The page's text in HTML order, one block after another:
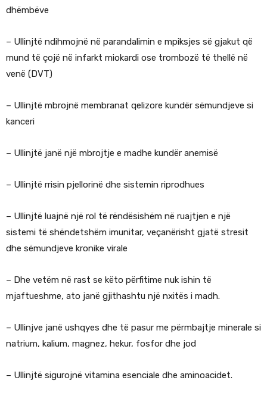
dhëmbëve
– Ullinjtë ndihmojnë në parandalimin e mpiksjes së gjakut që
mund të çojë në infarkt miokardi ose trombozë të thellë në
venë (DVT)
– Ullinjtë mbrojnë membranat qelizore kundër sëmundjeve si
kanceri
– Ullinjtë janë një mbrojtje e madhe kundër anemisë
– Ullinjtë rrisin pjellorinë dhe sistemin riprodhues
– Ullinjtë luajnë një rol të rëndësishëm në ruajtjen e një
sistemi të shëndetshëm imunitar, veçanërisht gjatë stresit
dhe sëmundjeve kronike virale
– Dhe vetëm në rast se këto përfitime nuk ishin të
mjaftueshme, ato janë gjithashtu një nxitës i madh.
– Ullinjve janë ushqyes dhe të pasur me përmbajtje minerale si
natrium, kalium, magnez, hekur, fosfor dhe jod
– Ullinjtë sigurojnë vitamina esenciale dhe aminoacidet.